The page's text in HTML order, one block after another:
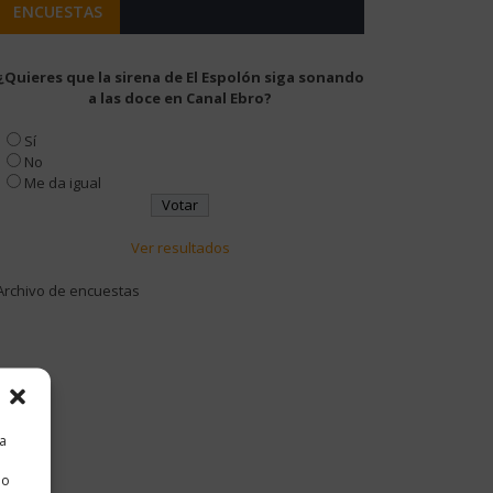
ENCUESTAS
que la sirena de El Espolón siga sonando
a las doce en Canal Ebro?
Sí
No
Me da igual
Ver resultados
de encuestas